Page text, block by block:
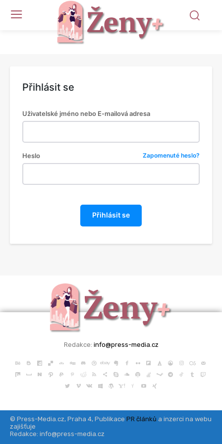
Přihlásit se
Uživatelské jméno nebo E-mailová adresa
Heslo Zapomenuté heslo?
Přihlásit se
Redakce: info@press-media.cz
© Press-Media.cz, Praha 4, Publikace PR článků a inzerci na webu
zajišťuje
Redakce: info@press-media.cz